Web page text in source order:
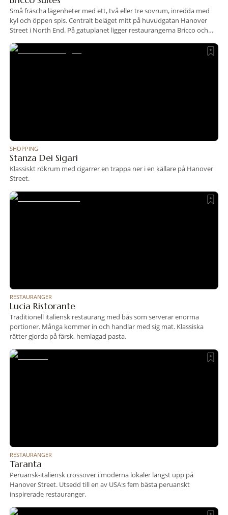
Små fräscha lägenheter med ett, två eller tre sovrum, inredda med
kyl och öppen spis. Centralt beläget mitt på huvudgatan Hanover
Street i North End. På gatuplanet ligger restaurangerna Bricco och
cirka 2 700 kronor natten.
SHOPPING
Stanza Dei Sigari
Klassiskt rökrum med cigarrer en trappa ner i en källare på Hanover
Street.
RESTAURANGER
Lucia Ristorante
Traditionell italiensk restaurang med bås som serverar enorma
portioner. Många kommer in och handlar med sig mat. Klassiska
rätter gjorda på färsk, hemlagad pasta.
RESTAURANGER
Taranta
Peruansk-italiensk crossover i moderna lokaler längst upp på
Hanover Street. Utsedd till en av USA:s fem bästa peruanskt
inspirerade restauranger.